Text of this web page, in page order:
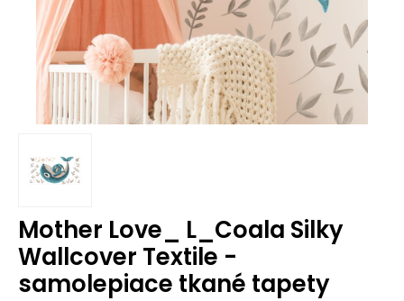
Mother Love_ L_Coala Silky
Wallcover Textile -
samolepiace tkané tapety